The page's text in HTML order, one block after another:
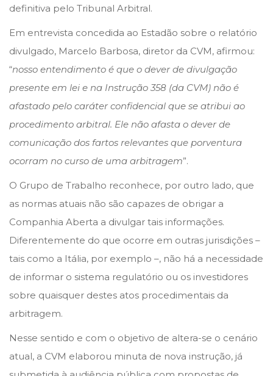
definitiva pelo Tribunal Arbitral.
Em entrevista concedida ao Estadão sobre o relatório
divulgado, Marcelo Barbosa, diretor da CVM, afirmou:
“nosso entendimento é que o dever de divulgação
presente em lei e na Instrução 358 (da CVM) não é
afastado pelo caráter confidencial que se atribui ao
procedimento arbitral. Ele não afasta o dever de
comunicação dos fartos relevantes que porventura
ocorram no curso de uma arbitragem”.
O Grupo de Trabalho reconhece, por outro lado, que
as normas atuais não são capazes de obrigar a
Companhia Aberta a divulgar tais informações.
Diferentemente do que ocorre em outras jurisdições –
tais como a Itália, por exemplo –, não há a necessidade
de informar o sistema regulatório ou os investidores
sobre quaisquer destes atos procedimentais da
arbitragem.
Nesse sentido e com o objetivo de altera-se o cenário
atual, a CVM elaborou minuta de nova instrução, já